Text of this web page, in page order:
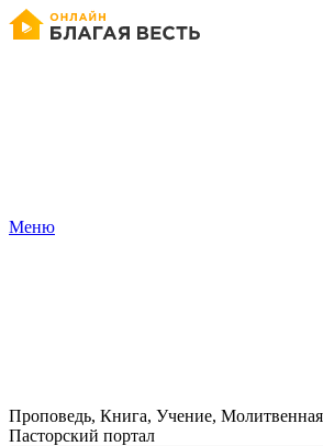
Меню
Проповедь, Книга, Учение,
Пасторский портал